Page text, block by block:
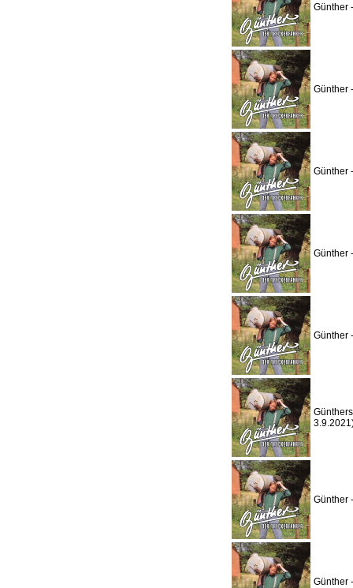
Günther
Günther
Günther
Günther
Günther
Günther
Günther